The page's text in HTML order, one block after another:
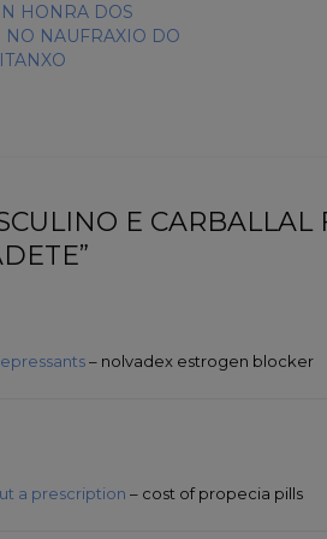
HONRA DOS
NO NAUFRAXIO DO
E CARBALLAL
– nolvadex estrogen blocker
a prescription – cost of propecia pills